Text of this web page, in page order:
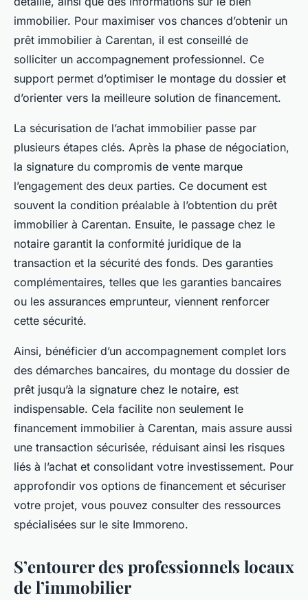
immobilier. Pour maximiser vos chances d’obtenir un
prêt immobilier à Carentan, il est conseillé de
solliciter un accompagnement professionnel. Ce
support permet d’optimiser le montage du dossier et
d’orienter vers la meilleure solution de financement.
La sécurisation de l’achat immobilier passe par
plusieurs étapes clés. Après la phase de négociation,
la signature du compromis de vente marque
l’engagement des deux parties. Ce document est
souvent la condition préalable à l’obtention du prêt
immobilier à Carentan. Ensuite, le passage chez le
notaire garantit la conformité juridique de la
transaction et la sécurité des fonds. Des garanties
complémentaires, telles que les garanties bancaires
ou les assurances emprunteur, viennent renforcer
cette sécurité.
Ainsi, bénéficier d’un accompagnement complet lors
des démarches bancaires, du montage du dossier de
prêt jusqu’à la signature chez le notaire, est
indispensable. Cela facilite non seulement le
financement immobilier à Carentan, mais assure aussi
une transaction sécurisée, réduisant ainsi les risques
liés à l’achat et consolidant votre investissement. Pour
approfondir vos options de financement et sécuriser
votre projet, vous pouvez consulter des ressources
spécialisées sur le site Immoreno.
S’entourer des professionnels locaux
de l’immobilier